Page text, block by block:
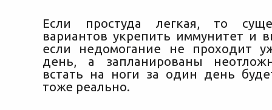
Если простуда легкая, то
вариантов укрепить иммунитет и
если недомогание не проходит
день, а запланированы
встать на ноги за один день
тоже реально.